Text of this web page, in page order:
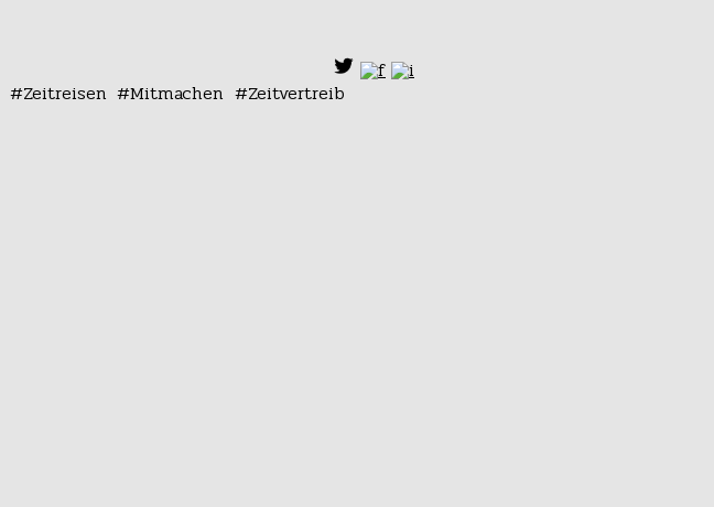
Zeitreisen Mitmachen Zeitvertreib